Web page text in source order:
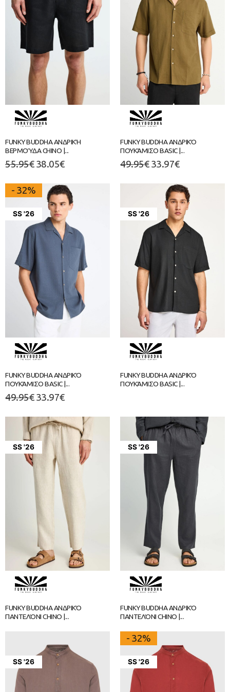
FUNKY BUDDHA ΑΝΔΡΙΚΉ
ΒΕΡΜΟΎΔΑ CHINO |...
55.95€ 38.05€
FUNKY BUDDHA ΑΝΔΡΙΚΌ
ΠΟΥΚΆΜΙΣΟ BASIC |...
49.95€ 33.97€
SS '26
- 32%
FUNKY BUDDHA ΑΝΔΡΙΚΌ
ΠΟΥΚΆΜΙΣΟ BASIC |...
49.95€ 33.97€
SS '26
FUNKY BUDDHA ΑΝΔΡΙΚΌ
ΠΟΥΚΆΜΙΣΟ BASIC |...
SS '26
FUNKY BUDDHA ΑΝΔΡΙΚΌ
ΠΑΝΤΕΛΌΝΙ CHINO |...
SS '26
FUNKY BUDDHA ΑΝΔΡΙΚΌ
ΠΑΝΤΕΛΌΝΙ CHINO |...
SS '26 SS '26
- 32%